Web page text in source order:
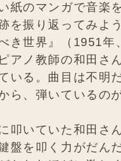
紙のマンガで音楽
を振り返ってみよう
き世界』（1951年
アノ教師の和田さ
いる。曲目は不明
ら、弾いているの
叩いていた和田さ
盤を叩く力がだん